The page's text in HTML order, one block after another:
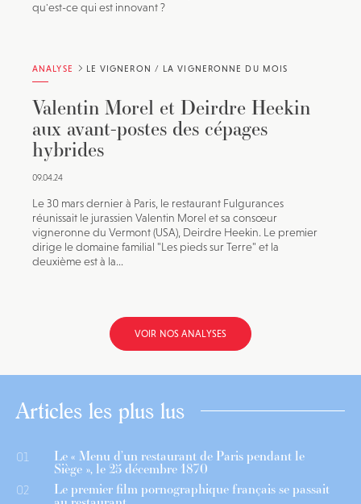
qu'est-ce qui est innovant ?
ANALYSE LE VIGNERON / LA VIGNERONNE DU MOIS
Valentin Morel et Deirdre Heekin
aux avant-postes des cépages
hybrides
09.04.24
Le 30 mars dernier à Paris, le restaurant Fulgurances
réunissait le jurassien Valentin Morel et sa consœur
vigneronne du Vermont (USA), Deirdre Heekin. Le premier
dirige le domaine familial "Les pieds sur Terre" et la
deuxième est à la...
VOIR NOS ANALYSES
Articles les plus lus
01 Le « Menu d’un restaurant de Paris pendant le
Siège », le 25 décembre 1870
02 Le premier film pornographique français se passait